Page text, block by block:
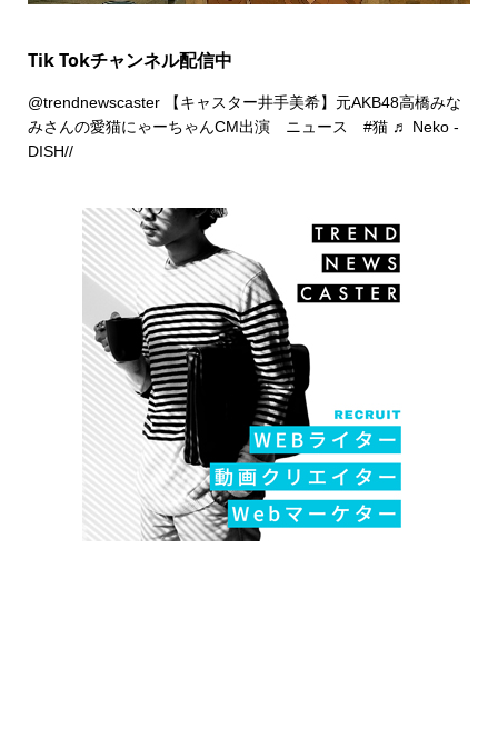
Tik Tokチャンネル配信中
@trendnewscaster【キャスター井手美希】元AKB48高橋みな
みさんの愛猫にゃーちゃんCM出演 ニュース #猫 ♬ Neko -
DISH//